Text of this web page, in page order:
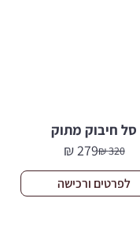
סל חיבוק מתוק
320
₪המחיר
המקורי
היה:
279
₪
המחיר
הנוכחי
הוא:
לפרטים ורכישה